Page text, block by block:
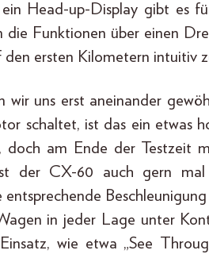
Head-up-Display gibt es
die Funktionen über einen
ersten Kilometern intuitiv
wir uns erst aneinander
schaltet, ist das ein etwas
doch am Ende der Testzeit
der CX-60 auch gern mal
entsprechende
in jeder Lage unter
wie etwa „See